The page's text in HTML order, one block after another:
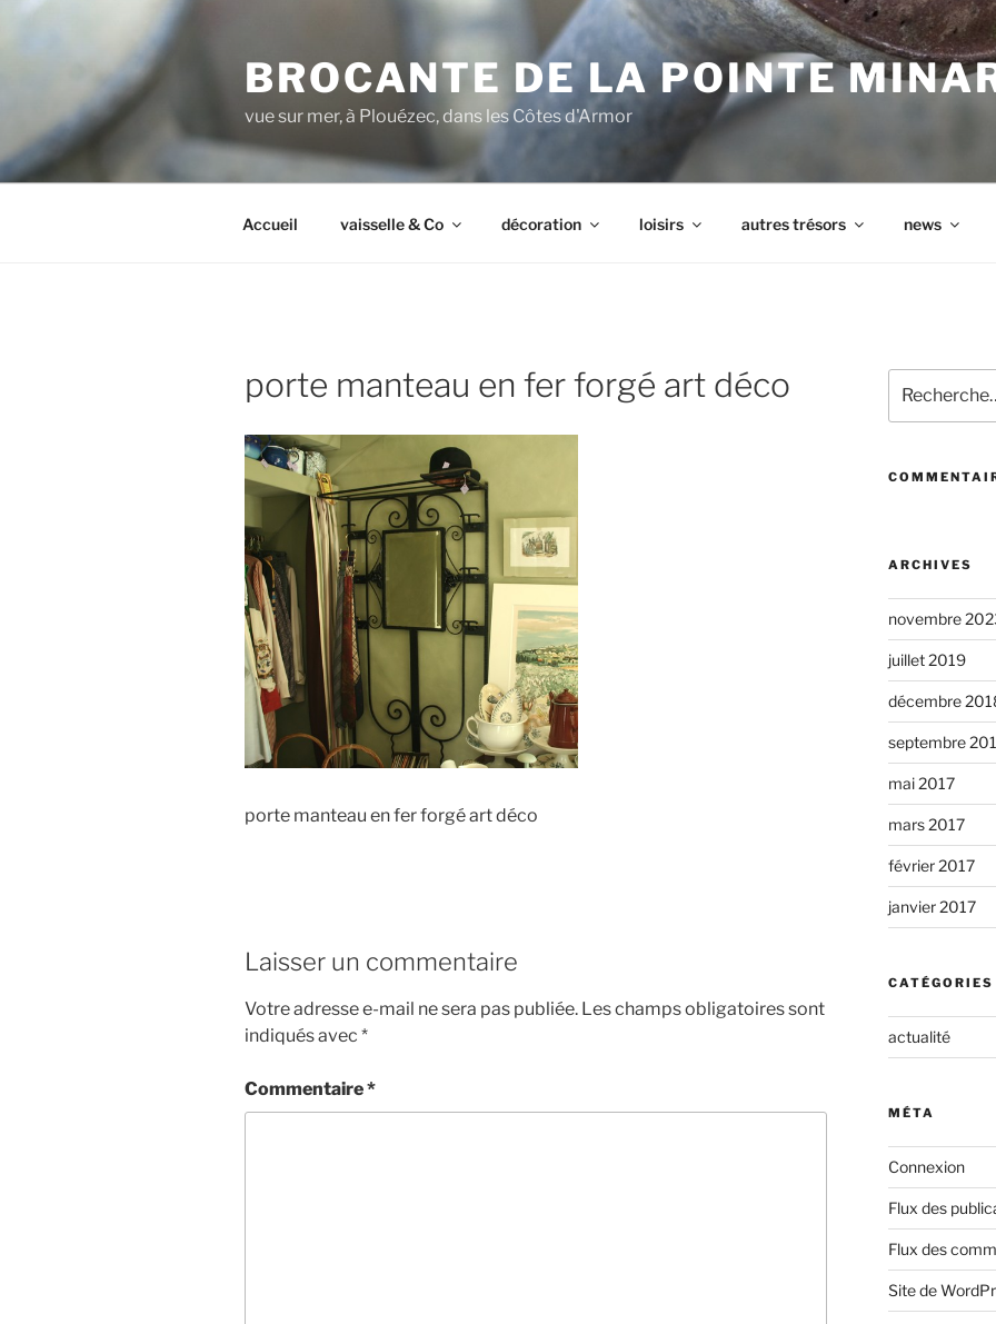
Aller
BROCANTE DE LA POINTE
vue sur mer, à Plouézec, dans les Côtes d'Armor
Accueil vaisselle & Co décoration loisirs autres trésors news
porte manteau en fer forgé art déco
porte manteau en fer forgé art déco
Laisser un commentaire
Votre adresse e-mail ne sera pas publiée. Les champs obligatoires sont
indiqués avec *
Commentaire*
pour
:
ARCHIVES
novembre
juillet 2019
décembre
septembre
mai 2017
mars 2017
février 2017
janvier 2017
CATÉGORIES
actualité
MÉTA
Connexion
Flux des
Flux des
Site de